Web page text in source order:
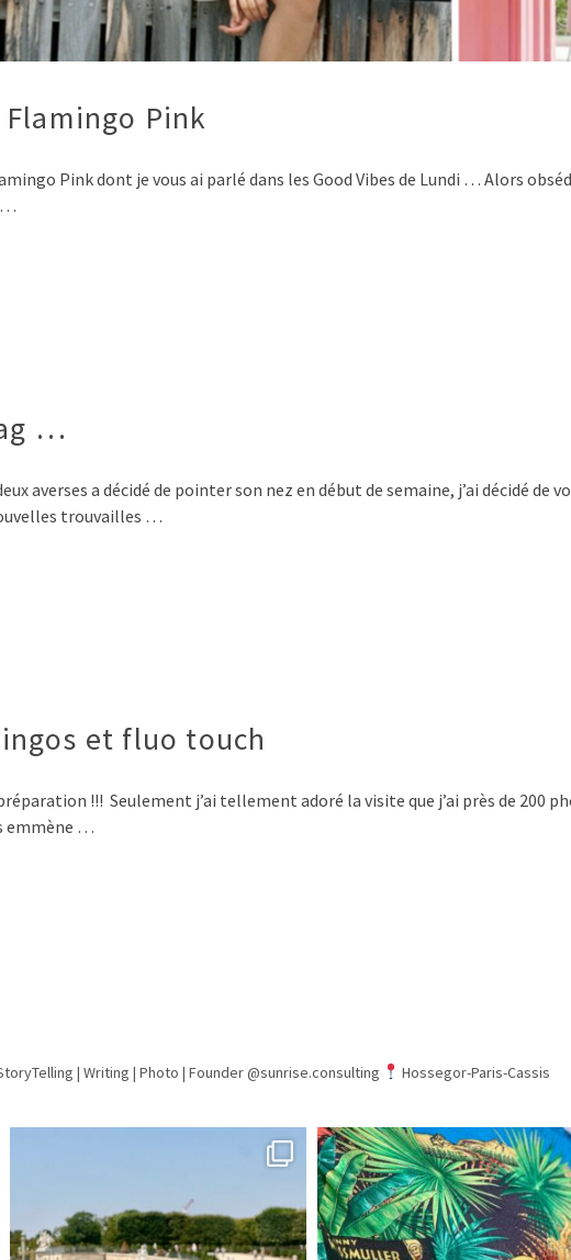
Pink
Pink dont je vous ai parlé dans les Good Vibes de Lundi … Alors
…
…
averses a décidé de pointer son nez en début de semaine, j’ai décidé de
trouvailles …
et fluo touch
préparation !!! Seulement j’ai tellement adoré la visite que j’ai près de
emmène …
| Writing | Photo | Founder @sunrise.consulting Hossegor-Paris-Cassis